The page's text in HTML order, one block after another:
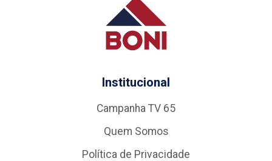
Institucional
Campanha TV 65
Quem Somos
Política de Privacidade